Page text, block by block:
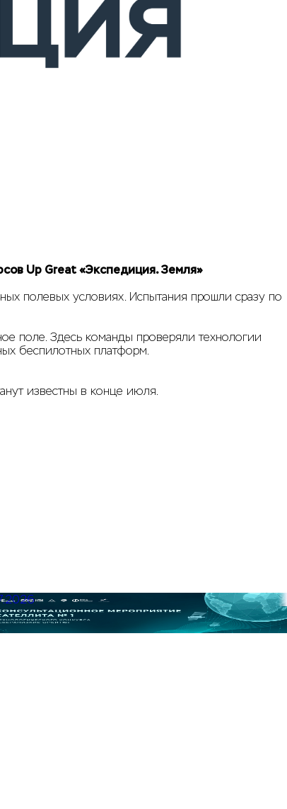
Up Great «Экспедиция. Земля»
полевых условиях. Испытания прошли сразу по
поле. Здесь команды проверяли технологии
беспилотных платформ.
известны в конце июля.
мероприятие для участников
этапа Сателлита № 1